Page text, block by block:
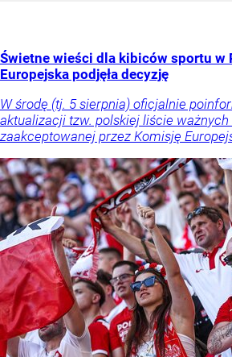
Świetne wieści dla kibiców sportu w
Europejska podjęła decyzję
W środę (tj. 5 sierpnia) oficjalnie
aktualizacji tzw. polskiej liście ważnych
zaakceptowanej przez Komisję